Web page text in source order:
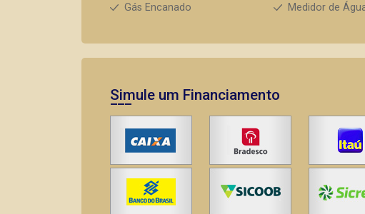
Gás Encanado
Medidor de
Simule um Financiamento